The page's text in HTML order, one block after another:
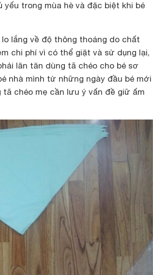
yếu trong mùa hè và đặc biệt khi bé
lắng về độ thông thoáng do chất
chi phí vì có thể giặt và sử dụng lại,
lăn tăn dùng tã chéo cho bé sơ
nhà mình từ những ngày đầu bé mới
chéo mẹ cần lưu ý vấn đề giữ ấm